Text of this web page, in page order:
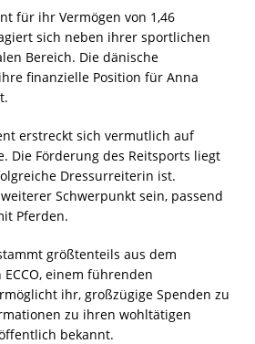
für ihr Vermögen von 1,46
sich neben ihrer sportlichen
Bereich. Die dänische
finanzielle Position für Anna
erstreckt sich vermutlich auf
Die Förderung des Reitsports liegt
Dressurreiterin ist.
Schwerpunkt sein, passend
Pferden.
größtenteils aus dem
einem führenden
ihr, großzügige Spenden zu
zu ihren wohltätigen
bekannt.